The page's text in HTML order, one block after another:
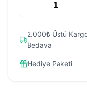
2.000₺ Üstü
Bedava
Hediye Paketi